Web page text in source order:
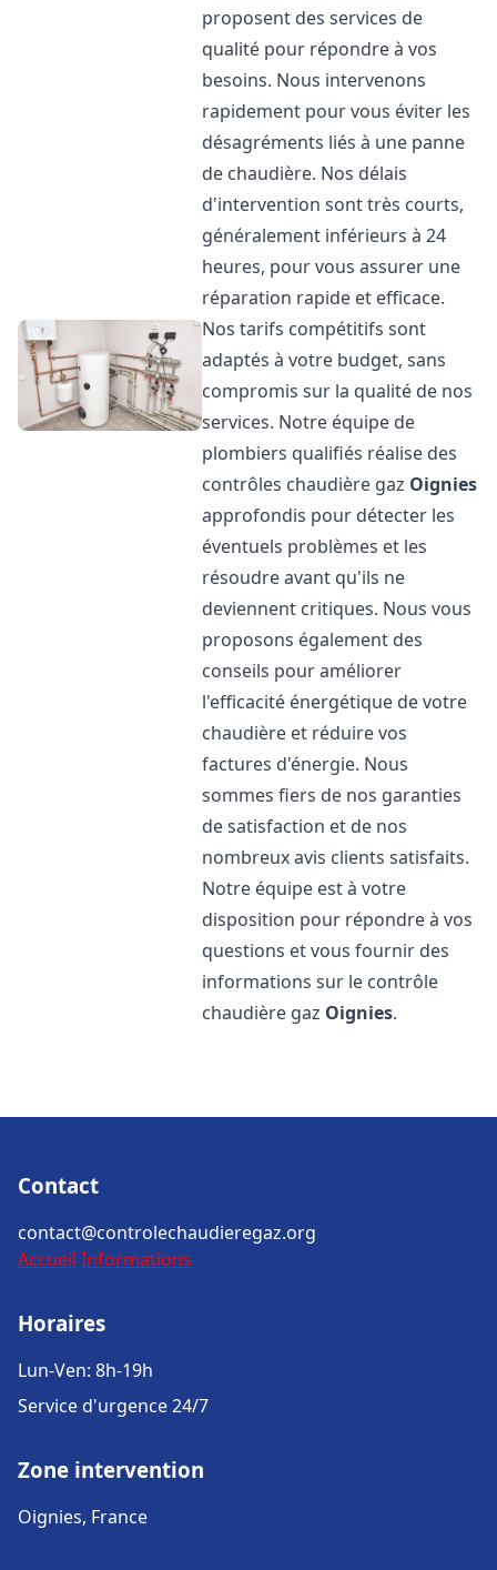
proposent des services de
qualité pour répondre à vos
besoins. Nous intervenons
rapidement pour vous éviter les
désagréments liés à une panne
de chaudière. Nos délais
d'intervention sont très courts,
généralement inférieurs à 24
heures, pour vous assurer une
réparation rapide et efficace.
Nos tarifs compétitifs sont
adaptés à votre budget, sans
compromis sur la qualité de nos
services. Notre équipe de
plombiers qualifiés réalise des
contrôles chaudière gaz Oignies
approfondis pour détecter les
éventuels problèmes et les
résoudre avant qu'ils ne
deviennent critiques. Nous vous
proposons également des
conseils pour améliorer
l'efficacité énergétique de votre
chaudière et réduire vos
factures d'énergie. Nous
sommes fiers de nos garanties
de satisfaction et de nos
nombreux avis clients satisfaits.
Notre équipe est à votre
disposition pour répondre à vos
questions et vous fournir des
informations sur le contrôle
chaudière gaz Oignies.
Contact
contact@controlechaudieregaz.org
Accueil Informations
Horaires
Lun-Ven: 8h-19h
Service d'urgence 24/7
Zone intervention
Oignies, France